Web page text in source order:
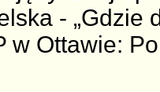
- „Gdzie
w Ottawie: